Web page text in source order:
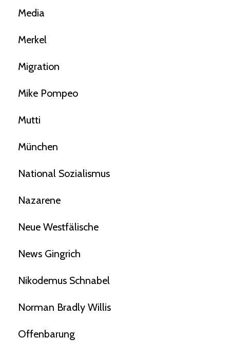
Media
Merkel
Migration
Mike Pompeo
Mutti
München
National Sozialismus
Nazarene
Neue Westfälische
News Gingrich
Nikodemus Schnabel
Norman Bradly Willis
Offenbarung